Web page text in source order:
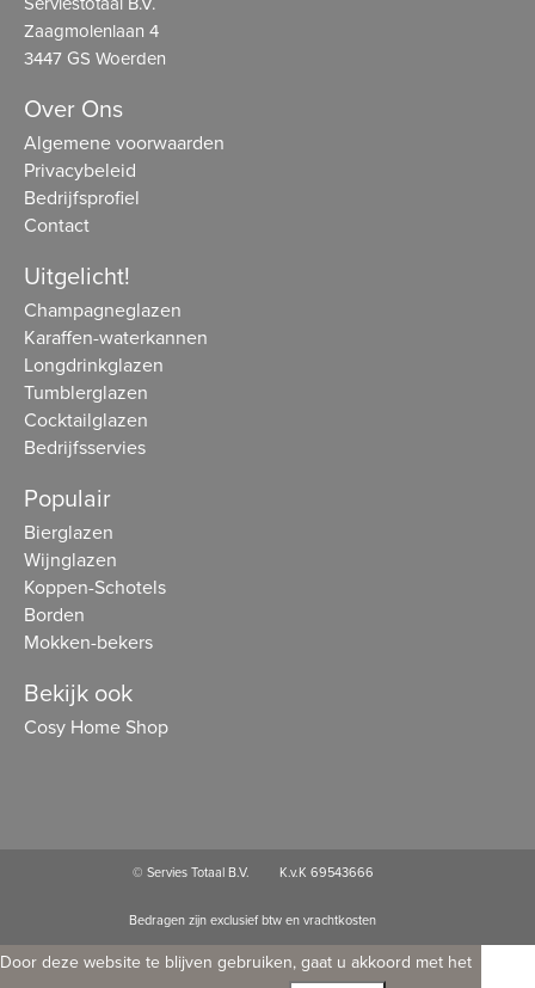
Zaagmolenlaan 4
3447 GS Woerden
Over Ons
Algemene voorwaarden
Privacybeleid
Bedrijfsprofiel
Contact
Uitgelicht!
Champagneglazen
Karaffen-waterkannen
Longdrinkglazen
Tumblerglazen
Cocktailglazen
Bedrijfsservies
Populair
Bierglazen
Wijnglazen
Koppen-Schotels
Borden
Mokken-bekers
Bekijk ook
Cosy Home Shop
© Servies Totaal B.V. K.v.K 69543666
Bedragen zijn exclusief btw en vrachtkosten
Door deze website te blijven gebruiken, gaat u akkoord met het